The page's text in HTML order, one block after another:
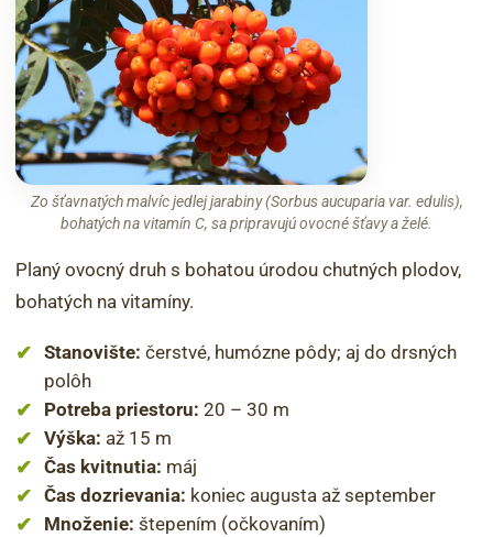
Zo šťavnatých malvíc jedlej jarabiny (Sorbus aucuparia var. edulis),
bohatých na vitamín C, sa pripravujú ovocné šťavy a želé.
Planý ovocný druh s bohatou úrodou chutných plodov,
bohatých na vitamíny.
Stanovište: čerstvé, humózne pôdy; aj do drsných
polôh
Potreba priestoru: 20 – 30 m
Výška: až 15 m
Čas kvitnutia: máj
Čas dozrievania: koniec augusta až september
Množenie: štepením (očkovaním)